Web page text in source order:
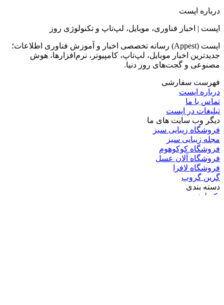
درباره اپست
اپست | اخبار فناوری، موبایل، لپ‌تاپ و تکنولوژی روز
اپست (Appest) رسانه تخصصی اخبار و آموزش فناوری اطلاعات؛
جدیدترین اخبار موبایل، لپ‌تاپ، کامپیوتر، نرم‌افزارها، هوش
مصنوعی و گجت‌های روز دنیا.
فهرست سفارشی
درباره اپست
تماس با ما
تبلیغات در اپست
دیگر وب سایت های ما
فروشگاه زیبایی سبز
مجله زیبایی سبز
فروشگاه کوکوهوم
فروشگاه آلان عسل
فروشگاه لافرا
گرین گروپ
دسته بندی
تکنولوژی